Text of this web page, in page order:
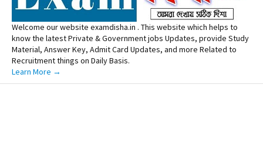
Welcome our website examdisha.in . This website which helps to
know the latest Private & Government jobs Updates, provide Study
Material, Answer Key, Admit Card Updates, and more Related to
Recruitment things on Daily Basis.
Learn More →